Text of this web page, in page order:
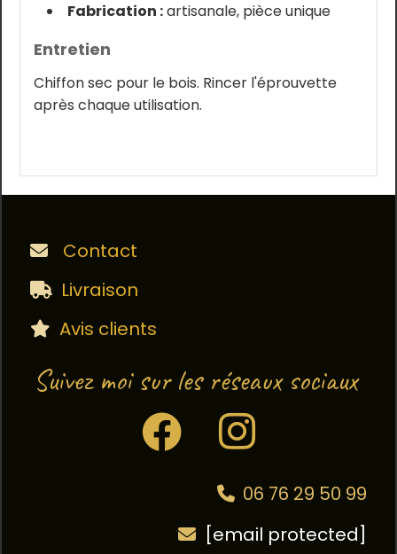
Fabrication :artisanale, pièce unique
Entretien
Chiffon sec pour le bois. Rincer l'éprouvette
après chaque utilisation.
 Contact
 Livraison
 Avis clients
Suivez moi sur les réseaux sociaux
 
 06 76 29 50 99
 [email protected]